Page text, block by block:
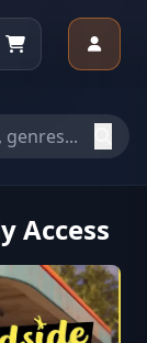
Access